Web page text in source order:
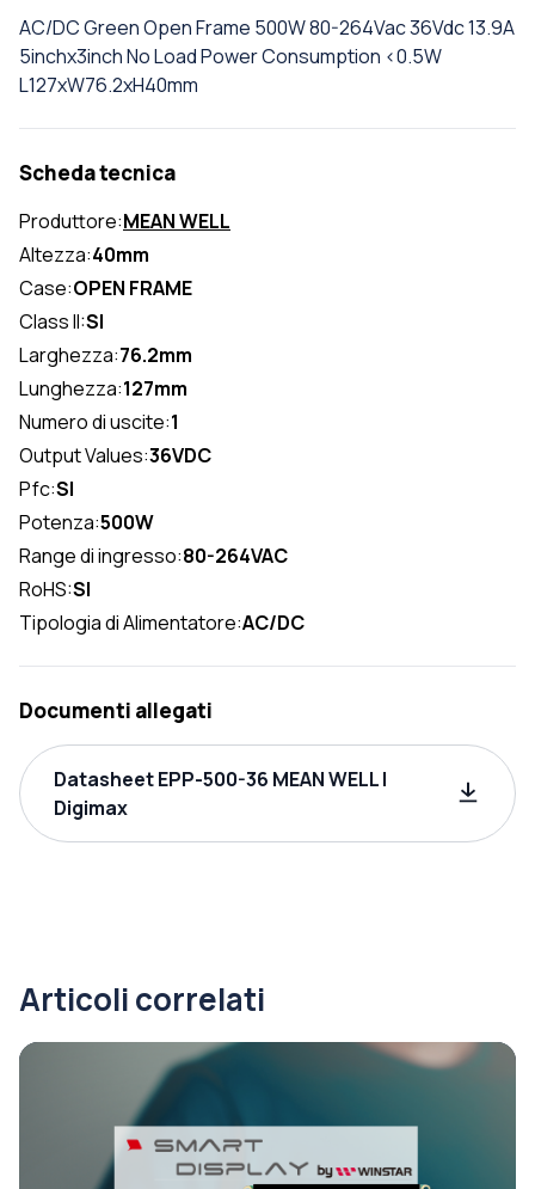
AC/DC Green Open Frame 500W 80-264Vac 36Vdc 13.9A
5inchx3inch No Load Power Consumption <0.5W
L127xW76.2xH40mm
Scheda tecnica
Produttore:MEAN WELL
Altezza:40mm
Case:OPEN FRAME
Class II:SI
Larghezza:76.2mm
Lunghezza:127mm
Numero di uscite:1
Output Values:36VDC
Pfc:SI
Potenza:500W
Range di ingresso:80-264VAC
RoHS:SI
Tipologia di Alimentatore:AC/DC
Documenti allegati
Datasheet EPP-500-36 MEAN WELL |
Digimax
Articoli correlati